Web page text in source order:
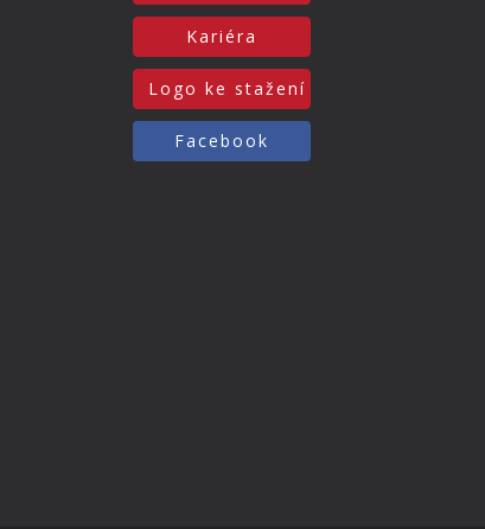
Kariéra
Logo ke stažení
Facebook